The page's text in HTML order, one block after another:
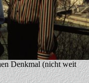
Denkmal (nicht weit